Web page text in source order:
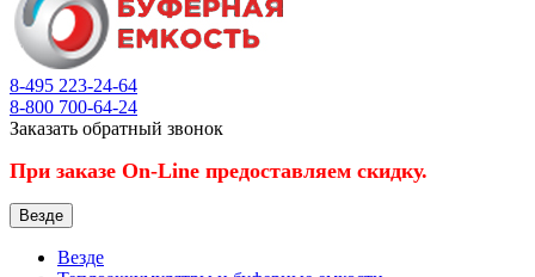
8-495 223-24-64
8-800 700-64-24
Заказать обратный звонок
При заказе On-Line предоставляем скидку.
Везде
Везде